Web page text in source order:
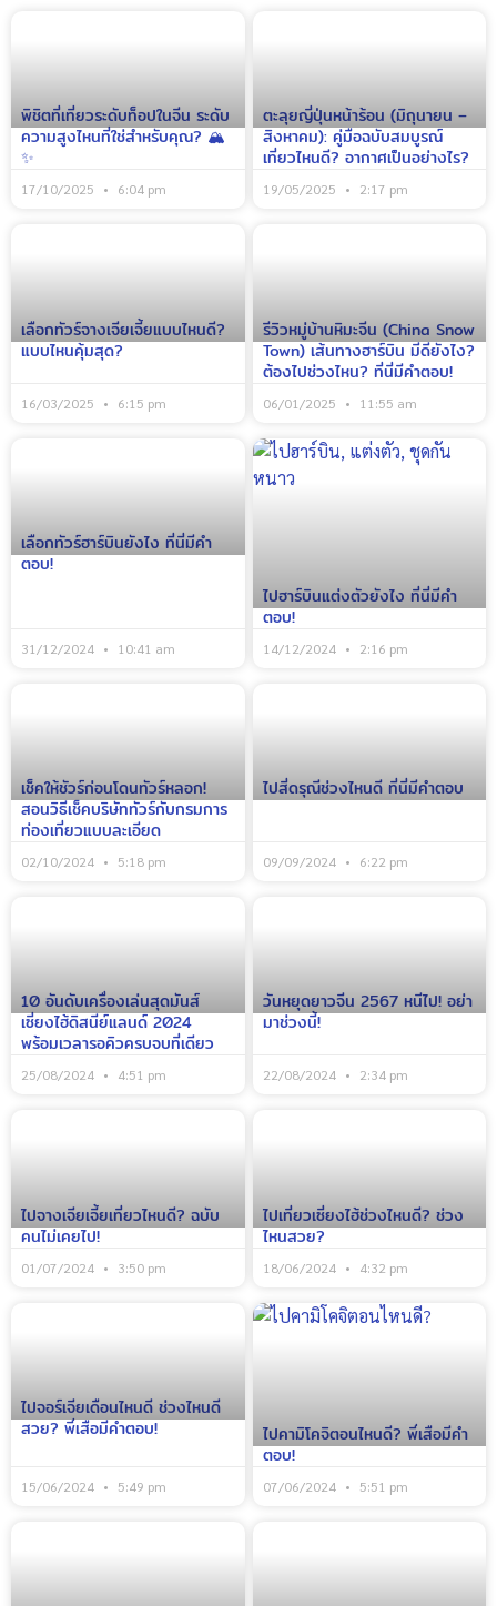
พิชิตที่เที่ยวระดับท็อปในจีน ระดับ
ความสูงไหนที่ใช่สำหรับคุณ? 🏔️
✨
17/10/2025 6:04 pm
ตะลุยญี่ปุ่นหน้าร้อน (มิถุนายน –
สิงหาคม): คู่มือฉบับสมบูรณ์
เที่ยวไหนดี? อากาศเป็นอย่างไร?
19/05/2025 2:17 pm
เลือกทัวร์จางเจียเจี้ยแบบไหนดี?
แบบไหนคุ้มสุด?
16/03/2025 6:15 pm
รีวิวหมู่บ้านหิมะจีน (China Snow
Town) เส้นทางฮาร์บิน มีดียังไง?
ต้องไปช่วงไหน? ที่นี่มีคำตอบ!
06/01/2025 11:55 am
เลือกทัวร์ฮาร์บินยังไง ที่นี่มีคำ
ตอบ!
31/12/2024 10:41 am
ไปฮาร์บินแต่งตัวยังไง ที่นี่มีคำ
ตอบ!
14/12/2024 2:16 pm
เช็คให้ชัวร์ก่อนโดนทัวร์หลอก!
สอนวิธีเช็คบริษัททัวร์กับกรมการ
ท่องเที่ยวแบบละเอียด
02/10/2024 5:18 pm
ไปสี่ดรุณีช่วงไหนดี ที่นี่มีคำตอบ
09/09/2024 6:22 pm
10 อันดับเครื่องเล่นสุดมันส์
เซี่ยงไฮ้ดิสนีย์แลนด์ 2024
พร้อมเวลารอคิวครบจบที่เดียว
25/08/2024 4:51 pm
วันหยุดยาวจีน 2567 หนีไป! อย่า
มาช่วงนี้!
22/08/2024 2:34 pm
ไปจางเจียเจี้ยเที่ยวไหนดี? ฉบับ
คนไม่เคยไป!
01/07/2024 3:50 pm
ไปเที่ยวเซี่ยงไฮ้ช่วงไหนดี? ช่วง
ไหนสวย?
18/06/2024 4:32 pm
ไปจอร์เจียเดือนไหนดี ช่วงไหนดี
สวย? พี่เสือมีคำตอบ!
15/06/2024 5:49 pm
ไปคามิโคจิตอนไหนดี? พี่เสือมีคำ
ตอบ!
07/06/2024 5:51 pm